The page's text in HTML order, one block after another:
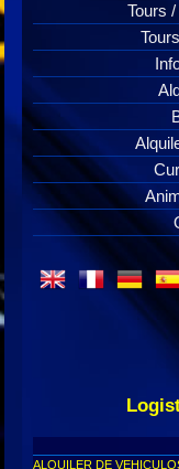
Tours
ALQUILER DE